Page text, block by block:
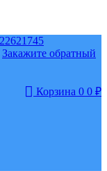
Закажите обратный
Корзина 0 0 ₽